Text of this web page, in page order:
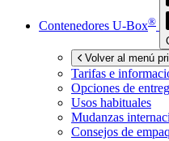
Contenedores U-Box®
Volver al menú
Tarifas e
Opciones de
Usos habituales
Mudanzas
Consejos de